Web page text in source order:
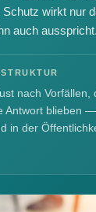
wirkt nur
auch ausspricht.
nach Vorfällen,
Antwort blieben
in der